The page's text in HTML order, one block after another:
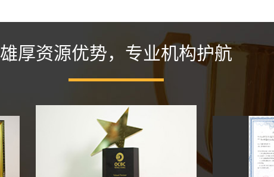
雄厚资源优势，专业机构护航